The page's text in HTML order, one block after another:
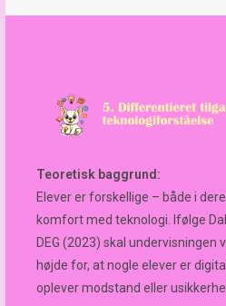
Teoretisk baggrund:
Elever er forskellige – både i
komfort med teknologi. Ifølge
DEG (2023) skal
højde for, at nogle elever er
oplever modstand eller